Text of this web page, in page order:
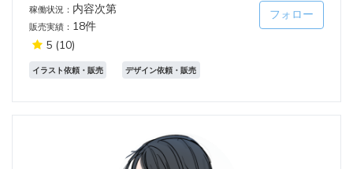
稼働状況： 内容次第
販売実績： 18件
5 (10)
フォロー
イラスト依頼・販売 デザイン依頼・販売